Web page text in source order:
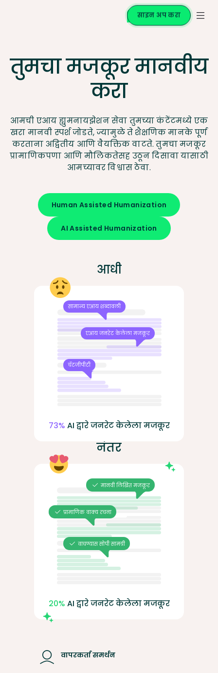
साइन अप करा
तुमचा मजकूर मानवीय
करा
आमची एआय ह्युमनायझेशन सेवा तुमच्या कंटेंटमध्ये एक
खरा मानवी स्पर्श जोडते, ज्यामुळे ते शैक्षणिक मानके पूर्ण
करताना अद्वितीय आणि वैयक्तिक वाटते. तुमचा मजकूर
प्रामाणिकपणा आणि मौलिकतेसह उठून दिसावा यासाठी
आमच्यावर विश्वास ठेवा.
Human Assisted Humanization
AI Assisted Humanization
आधी
73% AI द्वारे जनरेट केलेला मजकूर
सामान्य एआय शब्दावली
एआय जनरेट केलेला मजकूर
चॅटजीपीटी
नंतर
20% AI द्वारे जनरेट केलेला मजकूर
मानवी लिखित मजकूर
प्रामाणिक वाक्य रचना
वाचण्यास सोपी सामग्री
वापरकर्ता समर्थन